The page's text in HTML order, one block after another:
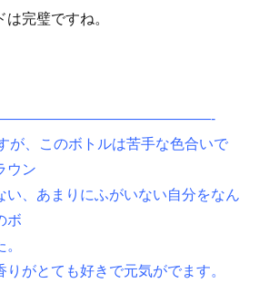
完璧ですね。
が、このボトルは苦手な色合いで
ウン
、あまりにふがいない自分をなん
ボ
がとても好きで元気がでます。